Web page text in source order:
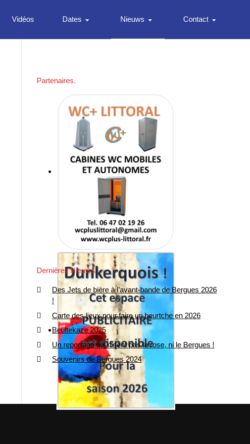
Vidéos Dates Nieuws Contact
Partenaires
Dernières Nieuws
Des Jets de bière à l’avant-bande de Bergues 2026
!
Carte des lieux pour faire un beurtche en 2026
Beultekaze 2025
Un reportage qui n'sent pas la rose, ni le Bergues !
Souvenirs de Bergues 2024